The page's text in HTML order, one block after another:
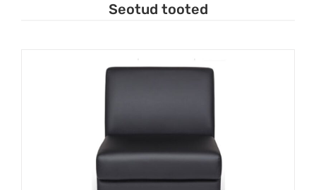
Seotud tooted